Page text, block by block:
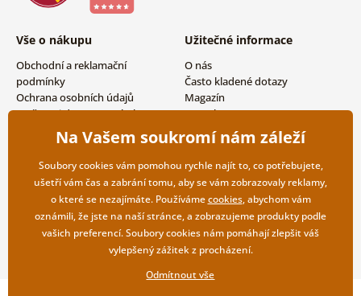
Vše o nákupu
Obchodní a reklamační
podmínky
Ochrana osobních údajů
Možnosti dopravy a platby
Vrácení zboží
Užitečné informace
O nás
Často kladené dotazy
Magazín
Kontakty
Velkoobchodní spolupráce
Na Vašem soukromí nám záleží
Soubory cookies vám pomohou rychle najít to, co potřebujete,
ušetří vám čas a zabrání tomu, aby se vám zobrazovaly reklamy,
o které se nezajímáte. Používámecookies, abychom vám
oznámili, že jste na naší stránce, a zobrazujeme produkty podle
vašich preferencí. Soubory cookies nám pomáhají zlepšit váš
vylepšený zážitek z procházení.
Odmítnout vše